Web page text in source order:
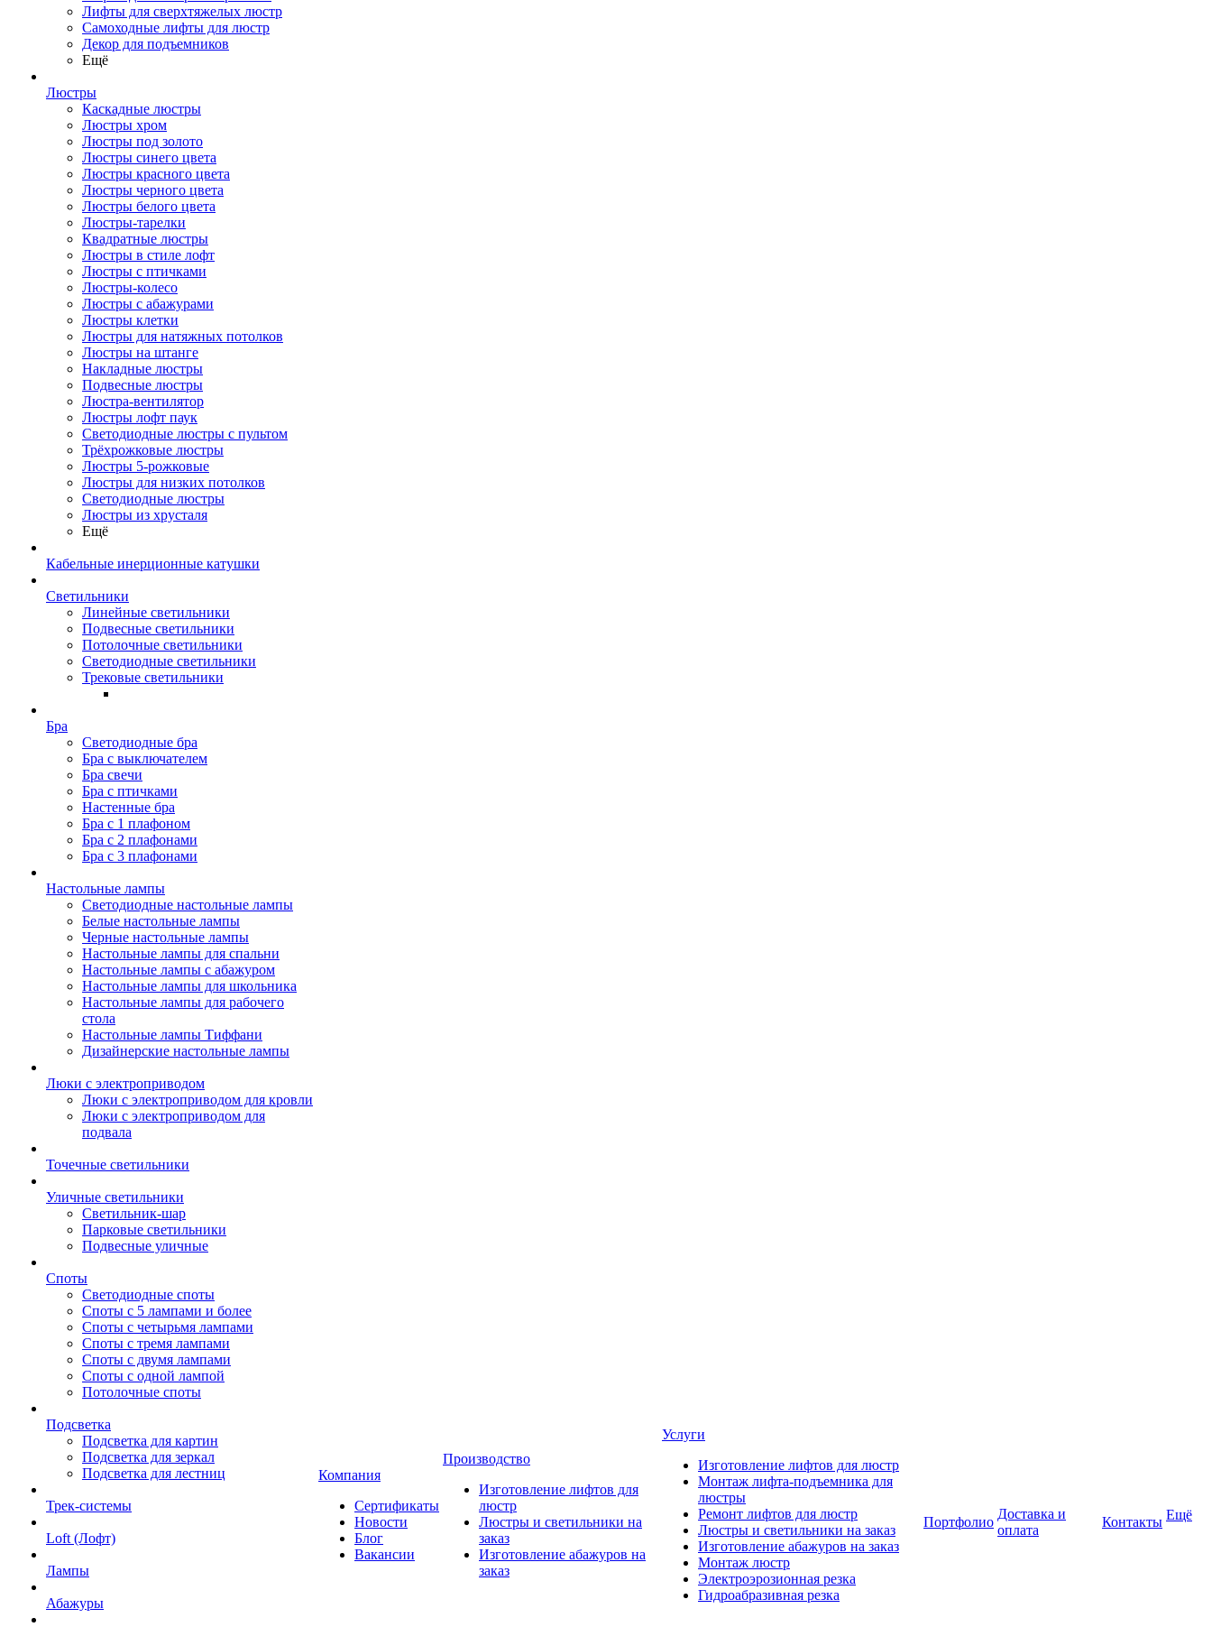
Лифты для сверхтяжелых люстр
Самоходные лифты для люстр
Декор для подъемников
Ещё
Люстры
Каскадные люстры
Люстры хром
Люстры под золото
Люстры синего цвета
Люстры красного цвета
Люстры черного цвета
Люстры белого цвета
Люстры-тарелки
Квадратные люстры
Люстры в стиле лофт
Люстры с птичками
Люстры-колесо
Люстры с абажурами
Люстры клетки
Люстры для натяжных потолков
Люстры на штанге
Накладные люстры
Подвесные люстры
Люстра-вентилятор
Люстры лофт паук
Светодиодные люстры с пультом
Трёхрожковые люстры
Люстры 5-рожковые
Люстры для низких потолков
Cветодиодные люстры
Люстры из хрусталя
Ещё
Кабельные инерционные катушки
Светильники
Линейные светильники
Подвесные светильники
Потолочные светильники
Светодиодные светильники
Трековые светильники
Бра
Светодиодные бра
Бра с выключателем
Бра свечи
Бра с птичками
Настенные бра
Бра с 1 плафоном
Бра с 2 плафонами
Бра с 3 плафонами
Настольные лампы
Светодиодные настольные лампы
Белые настольные лампы
Черные настольные лампы
Настольные лампы для спальни
Настольные лампы с абажуром
Настольные лампы для школьника
Настольные лампы для рабочего
стола
Настольные лампы Тиффани
Дизайнерские настольные лампы
Люки с электроприводом
Люки с электроприводом для кровли
Люки с электроприводом для
подвала
Точечные светильники
Уличные светильники
Светильник-шар
Парковые светильники
Подвесные уличные
Споты
Светодиодные споты
Споты с 5 лампами и более
Споты с четырьмя лампами
Споты с тремя лампами
Споты с двумя лампами
Споты с одной лампой
Потолочные споты
Подсветка
Подсветка для картин
Подсветка для зеркал
Подсветка для лестниц
Трек-системы
Loft (Лофт)
Лампы
Абажуры
Компания
Сертификаты
Новости
Блог
Вакансии
Производство
Изготовление лифтов для
люстр
Люстры и светильники на
заказ
Изготовление абажуров на
заказ
Услуги
Изготовление лифтов для люстр
Монтаж лифта-подъемника для
люстры
Ремонт лифтов для люстр
Люстры и светильники на заказ
Изготовление абажуров на заказ
Монтаж люстр
Электроэрозионная резка
Гидроабразивная резка
Портфолио
Доставка и
оплата
Контакты Ещё